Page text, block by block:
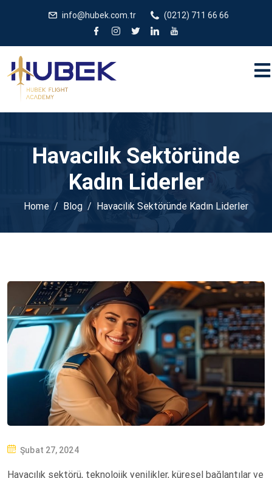
info@hubek.com.tr (0212) 711 66 66
Havacılık Sektöründe
Kadın Liderler
Home Blog Havacılık Sektöründe Kadın Liderler
P
Şubat 27, 2024
Havacılık sektörü, teknolojik yenilikler, küresel bağlantılar ve